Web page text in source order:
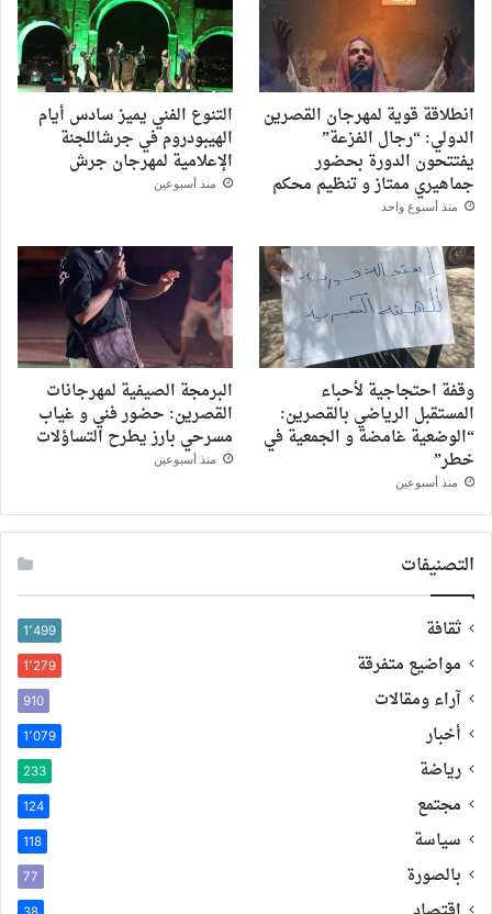
القياسية
انطلاقة قوية لمهرجان القصرين
الدولي: “رجال الفزعة”
يفتتحون الدورة بحضور
جماهيري ممتاز و تنظيم محكم
منذ أسبوع واحد
التنوع الفني يميز سادس أيام
الهيبودروم في جرشاللجنة
الإعلامية لمهرجان جرش
منذ أسبوعين
وقفة احتجاجية لأحباء
المستقبل الرياضي بالقصرين:
“الوضعية غامضة و الجمعية في
خطر”
منذ أسبوعين
البرمجة الصيفية لمهرجانات
القصرين: حضور فني و غياب
مسرحي بارز يطرح التساؤلات
منذ أسبوعين
التصنيفات
ثقافة 1٬499
مواضيع متفرقة 1٬279
آراء ومقالات 910
أخبار 1٬079
رياضة 233
مجتمع 124
سياسة 118
بالصورة 77